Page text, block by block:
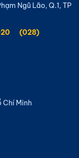
Ngũ Lão, Q.1, TP
(028)
Chí Minh